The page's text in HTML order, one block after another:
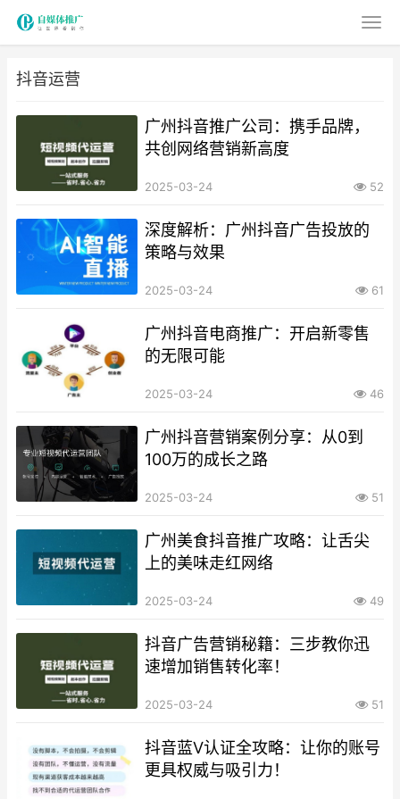
抖音运营
广州抖音推广公司：携手品牌，
共创网络营销新高度
2025-03-24 52
深度解析：广州抖音广告投放的
策略与效果
2025-03-24 61
广州抖音电商推广：开启新零售
的无限可能
2025-03-24 46
广州抖音营销案例分享：从0到
100万的成长之路
2025-03-24 51
广州美食抖音推广攻略：让舌尖
上的美味走红网络
2025-03-24 49
抖音广告营销秘籍：三步教你迅
速增加销售转化率！
2025-03-24 51
抖音蓝V认证全攻略：让你的账号
更具权威与吸引力！